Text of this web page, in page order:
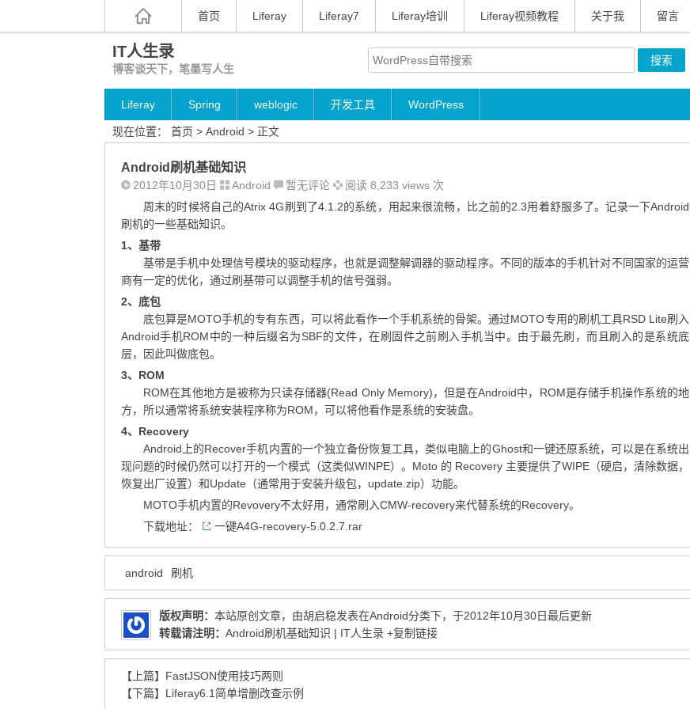
首页 Liferay Liferay7 Liferay培训 Liferay视频教程 关于我 留言
IT人生录
博客谈天下，笔墨写人生
Liferay Spring weblogic 开发工具 WordPress
现在位置： 首页 > Android > 正文
Android刷机基础知识
2012年10月30日 Android 暂无评论
阅读 8,233 views 次
周末的时候将自己的Atrix 4G刷到了4.1.2的系统，用起来很流畅，比之前的2.3用着舒服多了。记录一下Android
刷机的一些基础知识。
1、基带
基带是手机中处理信号模块的驱动程序，也就是调整解调器的驱动程序。不同的版本的手机针对不同国家的运营
商有一定的优化，通过刷基带可以调整手机的信号强弱。
2、底包
底包算是MOTO手机的专有东西，可以将此看作一个手机系统的骨架。通过MOTO专用的刷机工具RSD Lite刷入
Android手机ROM中的一种后缀名为SBF的文件，在刷固件之前刷入手机当中。由于最先刷，而且刷入的是系统底
层，因此叫做底包。
3、ROM
ROM在其他地方是被称为只读存储器(Read Only Memory)，但是在Android中，ROM是存储手机操作系统的地
方，所以通常将系统安装程序称为ROM，可以将他看作是系统的安装盘。
4、Recovery
Android上的Recover手机内置的一个独立备份恢复工具，类似电脑上的Ghost和一键还原系统，可以是在系统出
现问题的时候仍然可以打开的一个模式（这类似WINPE）。Moto 的 Recovery 主要提供了WIPE（硬启，清除数据，
恢复出厂设置）和Update（通常用于安装升级包，update.zip）功能。
MOTO手机内置的Revovery不太好用，通常刷入CMW-recovery来代替系统的Recovery。
下载地址：
一键A4G-recovery-5.0.2.7.rar
android 刷机
版权声明： 本站原创文章，由胡启稳发表在Android分类下，于2012年10月30日最后更新
转载请注明： Android刷机基础知识 | IT人生录 +复制链接
【上篇】 FastJSON使用技巧两则
【下篇】 Liferay6.1简单增删改查示例